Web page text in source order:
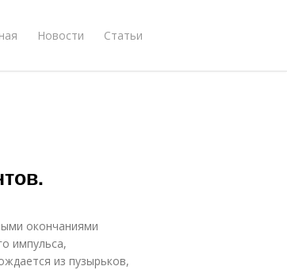
Новости Статьи
окончаниями
импульса,
из пузырьков,